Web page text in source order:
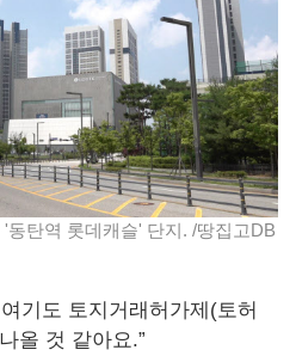
동탄역 롯데캐슬' 단지. /땅집고DB
기도 토지거래허가제(토허
올 것 같아요.”